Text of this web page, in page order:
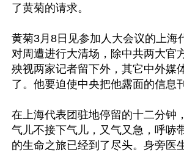
了黄菊的请求。
黄菊3月8日见参加人大会议的上海
对周遭进行大清场，除中共两大官
殃视两家记者留下外，其它中外媒
了。他要迫使中央把他露面的信息
在上海代表团驻地停留的十二分钟
气儿不接下气儿，又气又急，呼哧
的生命之旅已经到了尽头。身旁医